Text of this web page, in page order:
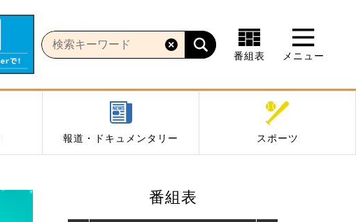
番組表 メニュー
報道・ドキュメンタリー スポーツ
番組表